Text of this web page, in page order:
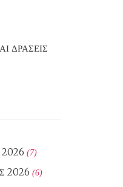
ΔΡΑΣΕΙΣ
(7)
2026 (6)